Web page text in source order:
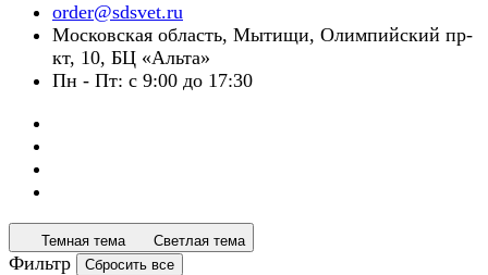
order@sdsvet.ru
Московская область, Мытищи, Олимпийский пр-
кт, 10, БЦ «Альта»
Пн - Пт: с 9:00 до 17:30
Темная тема Светлая тема
Фильтр Сбросить все